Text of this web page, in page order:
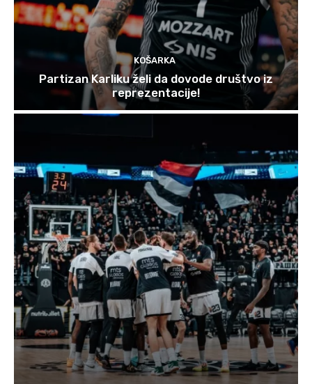
KOŠARKA
Partizan Karliku želi da dovode društvo iz
reprezentacije!